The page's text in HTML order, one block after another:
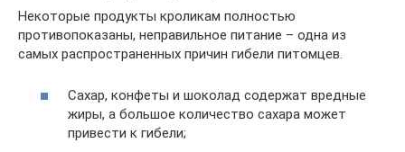
Некоторые продукты кроликам полностью
противопоказаны, неправильное питание – одна из
самых распространенных причин гибели питомцев.
Сахар, конфеты и шоколад содержат вредные
жиры, а большое количество сахара может
привести к гибели;